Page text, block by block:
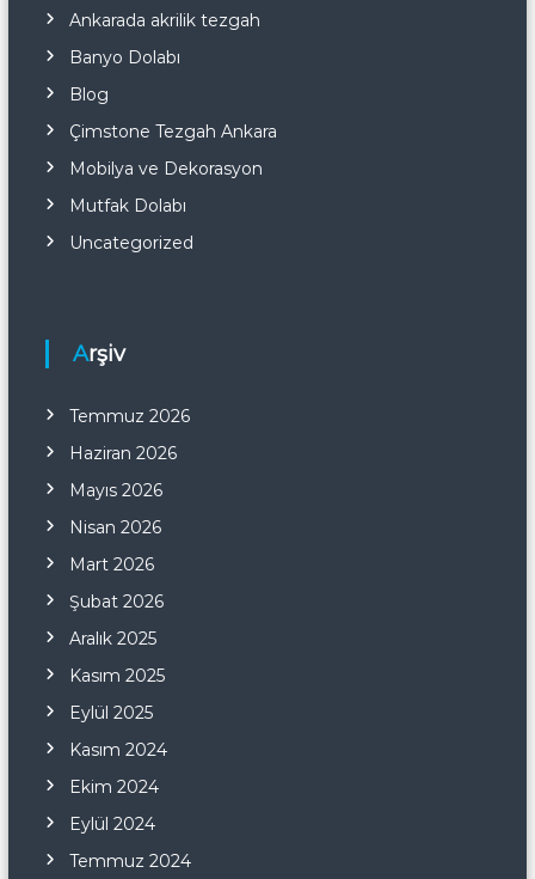
Ankarada akrilik tezgah
Banyo Dolabı
Blog
Çimstone Tezgah Ankara
Mobilya ve Dekorasyon
Mutfak Dolabı
Uncategorized
Arşiv
Temmuz 2026
Haziran 2026
Mayıs 2026
Nisan 2026
Mart 2026
Şubat 2026
Aralık 2025
Kasım 2025
Eylül 2025
Kasım 2024
Ekim 2024
Eylül 2024
Temmuz 2024